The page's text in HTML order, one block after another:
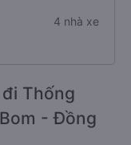
4 nhà xe
Thống
- Đồng